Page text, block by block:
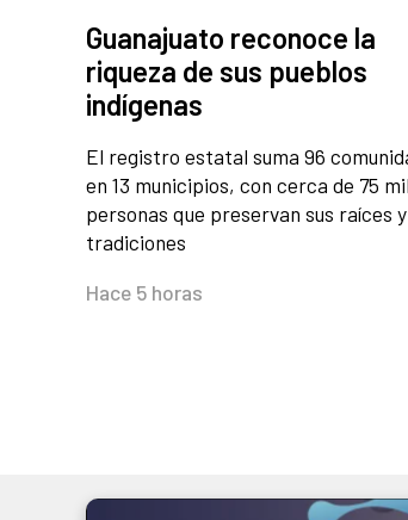
Guanajuato reconoce la
riqueza de sus pueblos
indígenas
El registro estatal suma 96
en 13 municipios, con cerca de 75 mil
personas que preservan sus raíces y
tradiciones
Hace 5 horas